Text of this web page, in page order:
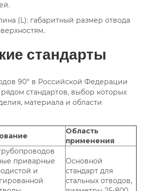
(L): габаритный размер отвода
стандарты
90° в Российской Федерации
стандартов, выбор которых
материала и области
Область
применения
приварные
и
Основной
стандарт для
стальных отводов,